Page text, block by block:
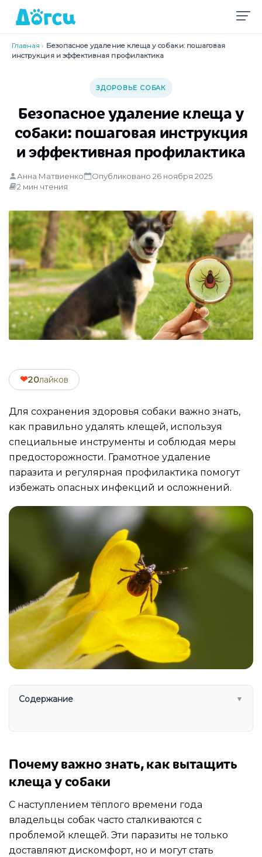
Главная › Безопасное удаление клеща у собаки: пошаговая
инструкция и эффективная профилактика
ЗДОРОВЬЕ СОБАК
Безопасное удаление клеща у
собаки: пошаговая инструкция
и эффективная профилактика
Анна Матвиенко
Опубликовано 26 ноября 2025
2 мин чтения
❤20лайков
Для сохранения здоровья собаки важно знать,
как правильно удалять клещей, используя
специальные инструменты и соблюдая меры
предосторожности. Грамотное удаление
паразита и регулярная профилактика помогут
избежать опасных инфекций и осложнений.
Содержание ▼
Почему важно знать, как вытащить
клеща у собаки
С наступлением тёплого времени года
владельцы собак часто сталкиваются с
проблемой клещей. Эти паразиты не только
доставляют дискомфорт, но и могут стать